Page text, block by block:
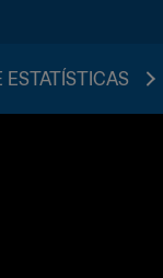
ESTATÍSTICAS